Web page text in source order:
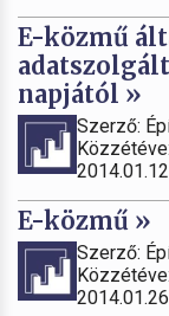
E-közmű
napjától »
Szerző:
E-közmű »
Szerző: